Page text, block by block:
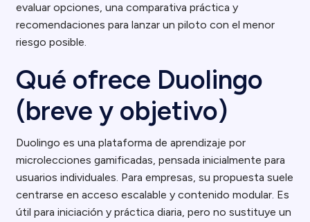
evaluar opciones, una comparativa práctica y
recomendaciones para lanzar un piloto con el menor
riesgo posible.
Qué ofrece Duolingo
(breve y objetivo)
Duolingo es una plataforma de aprendizaje por
microlecciones gamificadas, pensada inicialmente para
usuarios individuales. Para empresas, su propuesta suele
centrarse en acceso escalable y contenido modular. Es
útil para iniciación y práctica diaria, pero no sustituye un